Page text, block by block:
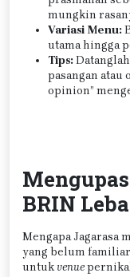
mungkin
Variasi Menu:
utama hingga
Tips:
pasangan atau
opinion”
BRIN
Mengapa Jagarasa
yang belum
untukvenue